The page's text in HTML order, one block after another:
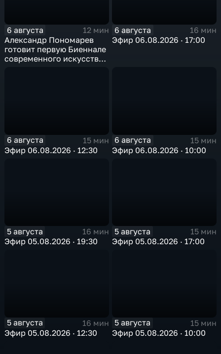
6 августа
12 мин
Александр Пономарев
готовит первую Биеннале
современного искусства
6 августа
16 мин
Эфир 06.08.2026 · 17:00
6 августа
15 мин
Эфир 06.08.2026 · 12:30
6 августа
15 мин
Эфир 06.08.2026 · 10:00
5 августа
16 мин
Эфир 05.08.2026 · 19:30
5 августа
15 мин
Эфир 05.08.2026 · 17:00
5 августа
16 мин
Эфир 05.08.2026 · 12:30
5 августа
15 мин
Эфир 05.08.2026 · 10:00